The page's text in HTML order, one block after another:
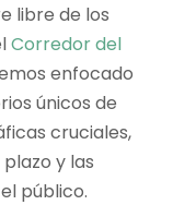
libre de los
Corredor del
enfocado
únicos de
cruciales,
y las
público.